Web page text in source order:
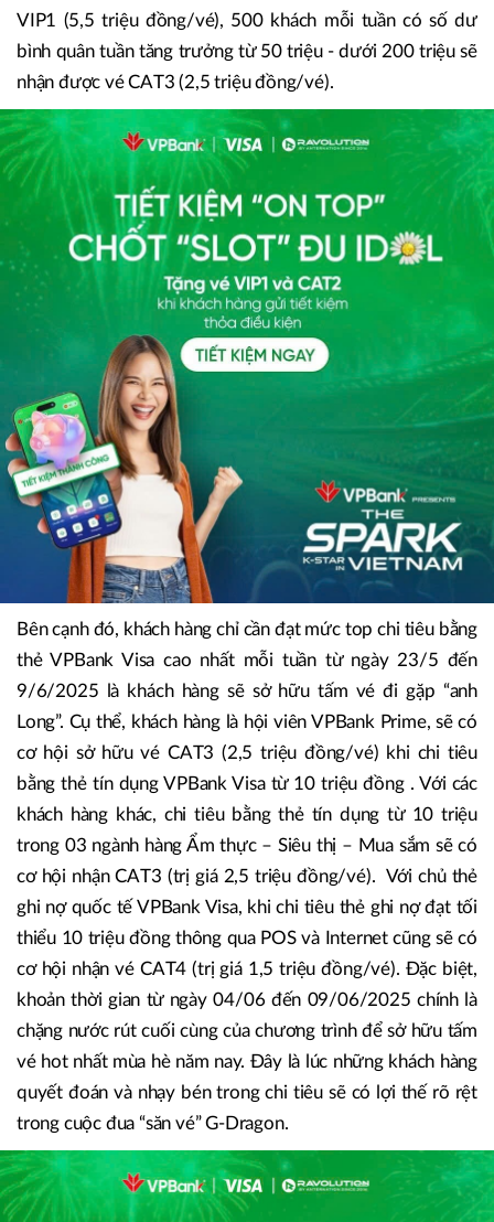
VIP1 (5,5 triệu đồng/vé), 500 khách mỗi tuần có số dư
bình quân tuần tăng trưởng từ 50 triệu - dưới 200 triệu sẽ
nhận được vé CAT3 (2,5 triệu đồng/vé).
Bên cạnh đó, khách hàng chỉ cần đạt mức top chi tiêu bằng
thẻ VPBank Visa cao nhất mỗi tuần từ ngày 23/5 đến
9/6/2025 là khách hàng sẽ sở hữu tấm vé đi gặp “anh
Long”. Cụ thể, khách hàng là hội viên VPBank Prime, sẽ có
cơ hội sở hữu vé CAT3 (2,5 triệu đồng/vé) khi chi tiêu
bằng thẻ tín dụng VPBank Visa từ 10 triệu đồng . Với các
khách hàng khác, chi tiêu bằng thẻ tín dụng từ 10 triệu
trong 03 ngành hàng Ẩm thực – Siêu thị – Mua sắm sẽ có
cơ hội nhận CAT3 (trị giá 2,5 triệu đồng/vé). Với chủ thẻ
ghi nợ quốc tế VPBank Visa, khi chi tiêu thẻ ghi nợ đạt tối
thiểu 10 triệu đồng thông qua POS và Internet cũng sẽ có
cơ hội nhận vé CAT4 (trị giá 1,5 triệu đồng/vé). Đặc biệt,
khoản thời gian từ ngày 04/06 đến 09/06/2025 chính là
chặng nước rút cuối cùng của chương trình để sở hữu tấm
vé hot nhất mùa hè năm nay. Đây là lúc những khách hàng
quyết đoán và nhạy bén trong chi tiêu sẽ có lợi thế rõ rệt
trong cuộc đua “săn vé” G-Dragon.